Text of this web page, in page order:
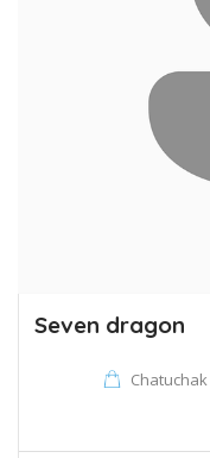
Seven dragon
Chatuchak